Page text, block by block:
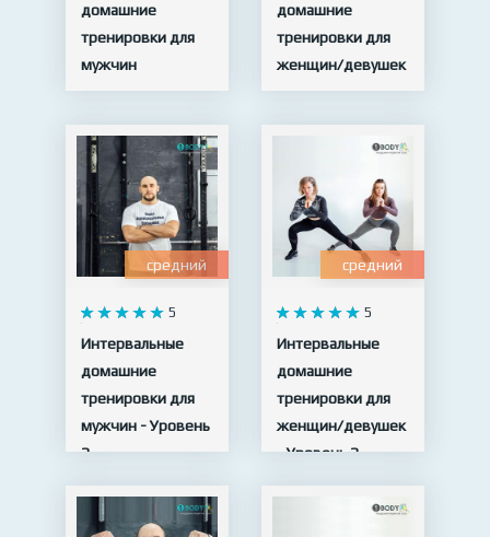
домашние
тренировки для
мужчин
домашние
тренировки для
женщин/девушек
средний
5
Интервальные
домашние
тренировки для
мужчин - Уровень
2
19 видео
средний
5
Интервальные
домашние
тренировки для
женщин/девушек
- Уровень 2